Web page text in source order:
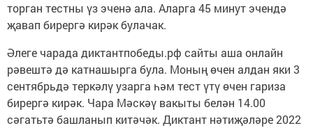
торган тестны үз эченә ала. Аларга 45 минут эчендә
җавап бирергә кирәк булачак.
Әлеге чарада диктантпобеды.рф сайты аша онлайн
рәвештә дә катнашырга була. Моның өчен алдан яки 3
сентябрьдә теркәлү узарга һәм тест үтү өчен гариза
бирергә кирәк. Чара Мәскәү вакыты белән 14.00
сәгатьтә башланып китәчәк. Диктант нәтиҗәләре 2022